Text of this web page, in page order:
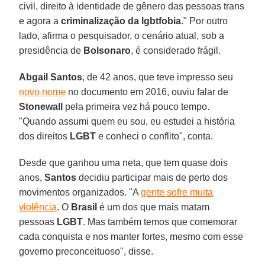
civil, direito à identidade de gênero das pessoas trans
e agora acriminalização da lgbtfobia." Por outro
lado, afirma o pesquisador, o cenário atual, sob a
presidência de Bolsonaro, é considerado frágil.
Abgail Santos, de 42 anos, que teve impresso seu
novo nome no documento em 2016, ouviu falar de
Stonewall
pela primeira vez há pouco tempo.
"Quando assumi quem eu sou, eu estudei a história
dos direitos LGBT e conheci o conflito", conta.
Desde que ganhou uma neta, que tem quase dois
anos,Santos decidiu participar mais de perto dos
movimentos organizados. "Agente sofre muita
violência. O Brasil é um dos que mais matam
pessoas LGBT. Mas também temos que comemorar
cada conquista e nos manter fortes, mesmo com esse
governo preconceituoso", disse.